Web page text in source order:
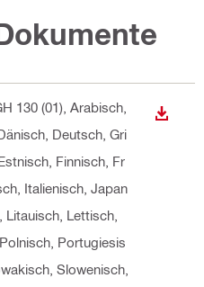
130 (01) , Arabisch,
Deutsch, Gri
Finnisch, Fr
Italienisch, Japan
Lettisch,
Portugiesis
Slowenisch,